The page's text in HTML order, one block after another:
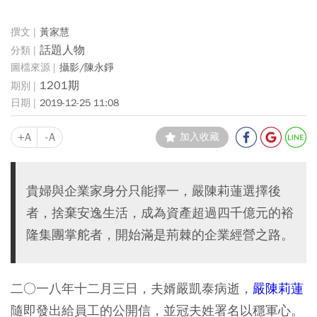
黃家慧
話題人物
攝影/陳永錚
1201期
2019-12-25 11:08
+A -A 加入收藏
貴婦與企業家身分只能擇一，嚴陳莉蓮選擇後
者，捨棄安逸生活，成為資產超過四千億元的裕
隆集團掌舵者，開始滿是荊棘的企業經營之路。
二○一八年十二月三日，夫婿嚴凱泰病逝， 嚴陳莉蓮
隨即發出給員工的公開信，並冠夫姓署名以穩軍心。